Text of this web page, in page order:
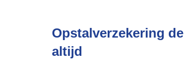
Opstalverzekering
altijd